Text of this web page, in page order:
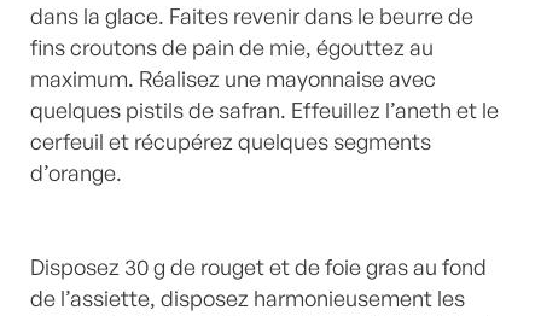
dans la glace. Faites revenir dans le beurre de
fins croutons de pain de mie, égouttez au
maximum. Réalisez une mayonnaise avec
quelques pistils de safran. Effeuillez l’aneth et le
cerfeuil et récupérez quelques segments
d’orange.
Disposez 30 g de rouget et de foie gras au fond
de l’assiette, disposez harmonieusement les